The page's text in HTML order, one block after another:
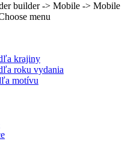
builder -> Mobile -> Mobile
menu
krajiny
roku vydania
motívu